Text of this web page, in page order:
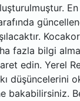
En
fazla bilgi
edin. Yerel
düşüncelerini
bakabilirsiniz.